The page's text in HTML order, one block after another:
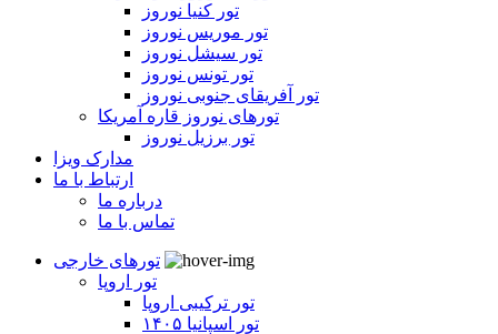
تور کنیا نوروز
تور موریس نوروز
تور سیشل نوروز
تور تونس نوروز
تور آفریقای جنوبی نوروز
تورهای نوروز قاره آمریکا
تور برزیل نوروز
مدارک ویزا
ارتباط با ما
درباره ما
تماس با ما
تورهای خارجی
تور اروپا
تور ترکیبی اروپا
تور اسپانیا ۱۴۰۵